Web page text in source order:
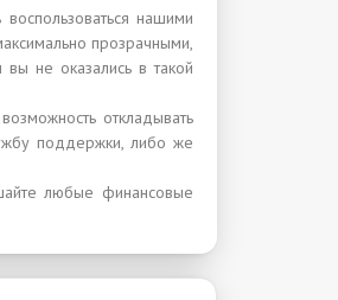
нашими
прозрачными,
не оказались в такой
откладывать
поддержки, либо же
любые финансовые